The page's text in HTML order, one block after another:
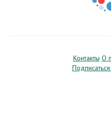
Контакты О